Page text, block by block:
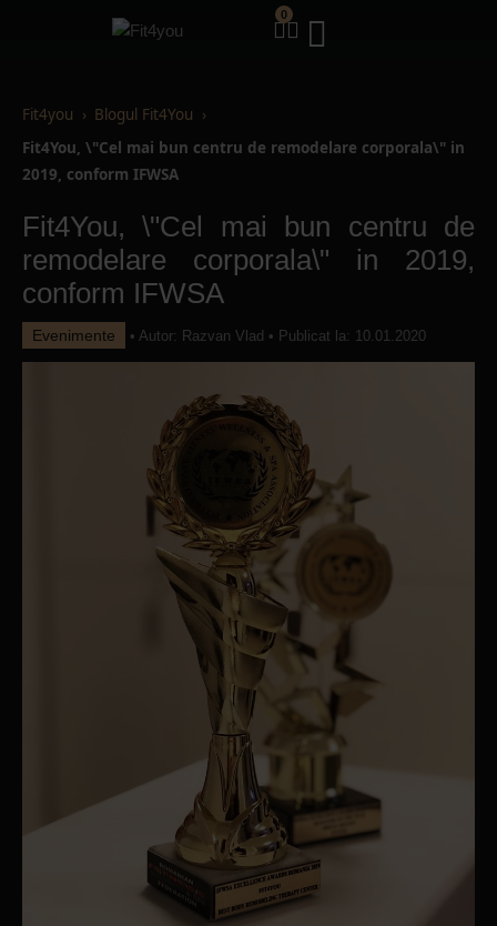
0
Fit4you
Blogul Fit4You
Fit4You, \"Cel mai bun centru de remodelare corporala\" in
2019, conform IFWSA
Fit4You, \"Cel mai bun centru de
remodelare corporala\" in 2019,
conform IFWSA
Evenimente • Autor: Razvan Vlad • Publicat la: 10.01.2020